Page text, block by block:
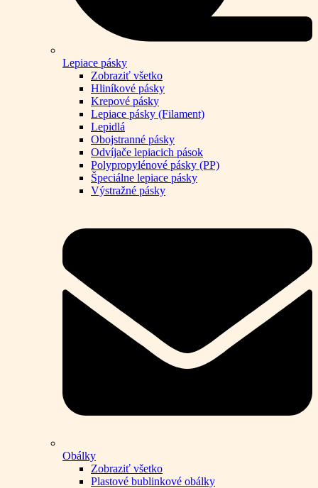
Lepiace pásky
Zobraziť všetko
Hliníkové pásky
Krepové pásky
Lepiace pásky (Filament)
Lepidlá
Obojstranné pásky
Odvíjače lepiacich pások
Polypropylénové pásky (PP)
Špeciálne lepiace pásky
Výstražné pásky
Obálky
Zobraziť všetko
Plastové bublinkové obálky